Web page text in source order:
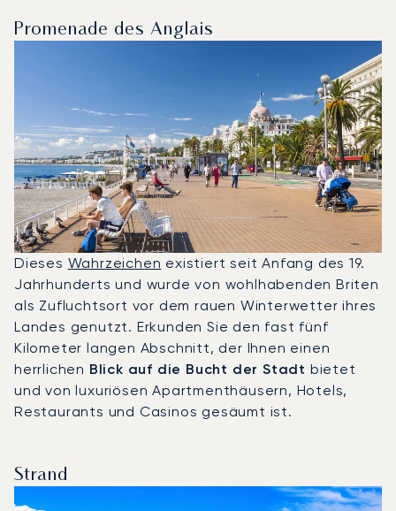
Promenade des Anglais
Dieses Wahrzeichen existiert seit Anfang des 19.
Jahrhunderts und wurde von wohlhabenden Briten
als Zufluchtsort vor dem rauen Winterwetter ihres
Landes genutzt. Erkunden Sie den fast fünf
Kilometer langen Abschnitt, der Ihnen einen
herrlichen Blick auf die Bucht der Stadt bietet
und von luxuriösen Apartmenthäusern, Hotels,
Restaurants und Casinos gesäumt ist.
Strand